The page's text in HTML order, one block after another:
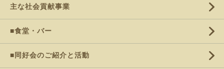
主な社会貢献事業
■食堂・バー
■同好会のご紹介と活動